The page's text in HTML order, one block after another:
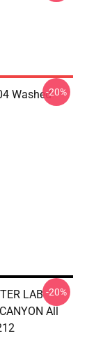
Washed-20%
LAB
All
-20%